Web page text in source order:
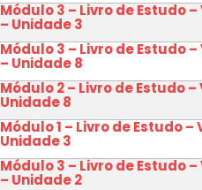
Módulo 3 – Livro de Estudo
– Unidade 3
Módulo 3 – Livro de Estudo
– Unidade 8
Módulo 2 – Livro de Estudo –
Unidade 8
Módulo 1 – Livro de Estudo –
Unidade 3
Módulo 3 – Livro de Estudo
– Unidade 2